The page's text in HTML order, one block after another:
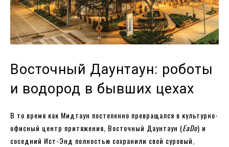
Восточный Даунтаун: роботы
и водород в бывших цехах
В то время как Мидтаун постепенно превращался в культурно-
офисный центр притяжения, Восточный Даунтаун (EaDo) и
соседний Ист-Энд полностью сохранили свой суровый,